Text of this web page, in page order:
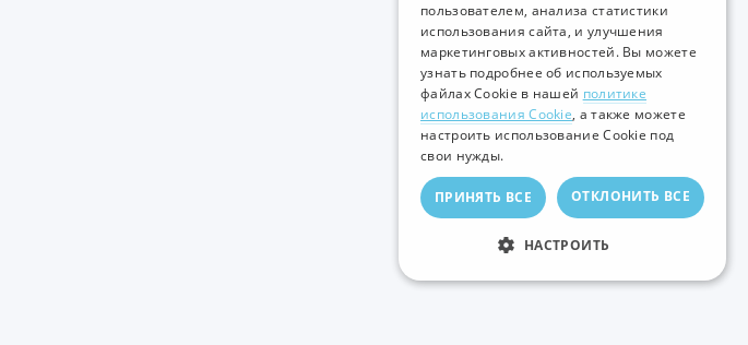
ENGLISH
пользователем, анализа статистики
использования сайта, и улучшения
маркетинговых активностей. Вы можете
узнать подробнее об используемых
файлах Cookie в нашей политике
использования Cookie, а также можете
настроить использование Cookie под
свои нужды.
ПРИНЯТЬ ВСЕ ОТКЛОНИТЬ ВСЕ
НАСТРОИТЬ